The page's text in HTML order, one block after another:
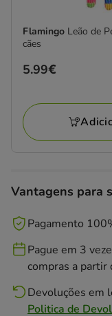
Flamingo Leão de
cães
Preço
5.99€
Vantagens para
Pagamento
Pague em 3
compras a partir
Devoluções em
Politica de